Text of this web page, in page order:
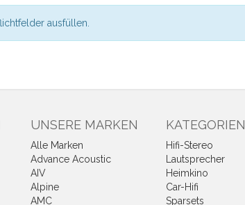
ausfüllen.
UNSERE MARKEN
Alle Marken
Advance Acoustic
AIV
Alpine
AMC
KATEGORIEN
Hifi-Stereo
Lautsprecher
Heimkino
Car-Hifi
Sparsets